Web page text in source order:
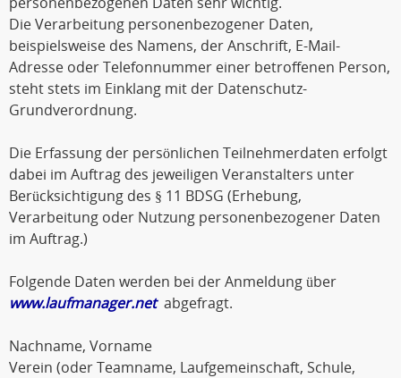
Die Verarbeitung personenbezogener Daten,
beispielsweise des Namens, der Anschrift, E-Mail-
Adresse oder Telefonnummer einer betroffenen Person,
steht stets im Einklang mit der Datenschutz-
Grundverordnung.
Die Erfassung der persönlichen Teilnehmerdaten erfolgt
dabei im Auftrag des jeweiligen Veranstalters unter
Berücksichtigung des § 11 BDSG (Erhebung,
Verarbeitung oder Nutzung personenbezogener Daten
im Auftrag.)
Folgende Daten werden bei der Anmeldung über
www.laufmanager.netabgefragt.
Nachname, Vorname
Verein (oder Teamname, Laufgemeinschaft, Schule,